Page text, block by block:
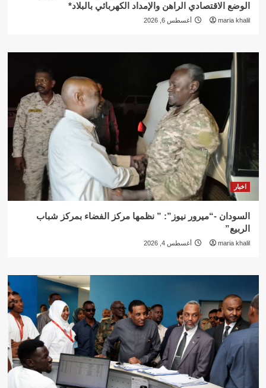
الوضع الاقتصادي الراهن والإمداد الكهربائي بالبلاد*
maria khalil أغسطس 6, 2026
اخبار
السودان -“ميرور نيوز”: ” نظمها مركز الفضاء بمركز شباب
الربيع”
maria khalil أغسطس 4, 2026